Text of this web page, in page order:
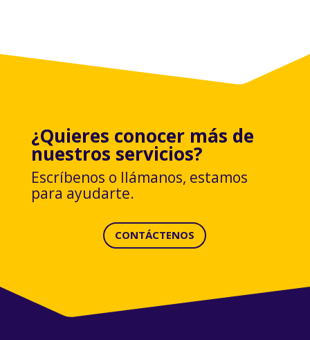
¿Quieres conocer más de
nuestros servicios?
Escríbenos o llámanos, estamos
para ayudarte.
CONTÁCTENOS